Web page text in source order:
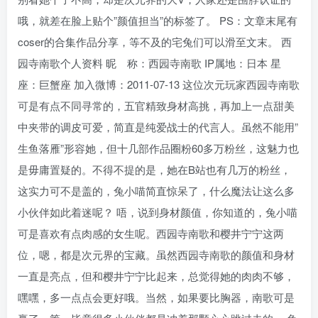
哦，就差在脸上贴个”颜值担当”的标签了。 PS：文章末尾有
coser的合集作品分享，等不及的宅兔们可以滑至文末。 西
园寺南歌个人资料 昵 称：西园寺南歌 IP属地：日本 星
座：巨蟹座 加入微博：2011-07-13 这位次元玩家西园寺南歌
可是有点不同寻常的，五官精致身材高挑，再加上一点甜美
中夹带的调皮可爱，简直是纯爱战士的代言人。虽然不能用”
生鱼落雁”形容她，但十几部作品圈粉60多万粉丝，这魅力也
是毋庸置疑的。不得不提的是，她在B站也有几万的粉丝，
这实力可不是盖的，兔小喵简直惊呆了，什么魔法让这么多
小伙伴如此着迷呢？ 唔，说到身材颜值，你知道的，兔小喵
可是喜欢有点肉感的女生呢。西园寺南歌和樱井宁宁这两
位，嗯，都是次元界的宝藏。虽然西园寺南歌的颜值和身材
一直是亮点，但和樱井宁宁比起来，总觉得她的肉肉不够，
嘿嘿，多一点点会更好哦。当然，如果要比胸器，南歌可是